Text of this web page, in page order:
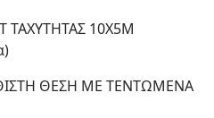
ΤΑΧΥΤΗΤΑΣ 10Χ5Μ
ΘΕΣΗ ΜΕ ΤΕΝΤΩΜΕΝΑ